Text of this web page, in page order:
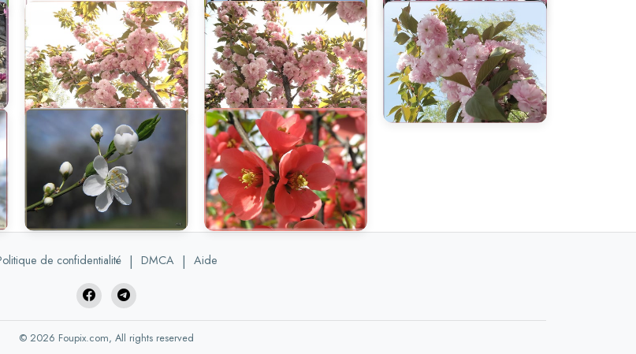
de confidentialité | DMCA | Aide
© 2026 Foupix.com, All rights reserved